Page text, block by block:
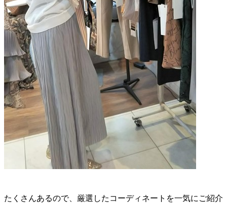
たくさんあるので、厳選したコーディネートを一気にご紹介